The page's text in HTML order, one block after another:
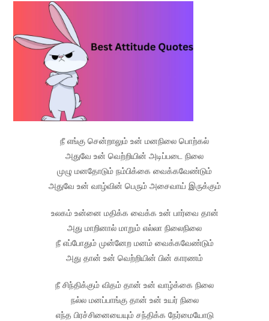
நீ எங்கு சென்றாலும் உன் மனநிலை பொற்கல்
அதுவே உன் வெற்றியின் அடிப்படை நிலை
முழு மனதோடும் நம்பிக்கை வைக்கவேண்டும்
அதுவே உன் வாழ்வின் பெரும் அசைவாய் இருக்கும்
உலகம் உன்னை மதிக்க வைக்க உன் பார்வை தான்
அது மாறினால் மாறும் எல்லா நிலைநிலை
நீ எப்போதும் முன்னேற மனம் வைக்கவேண்டும்
அது தான் உன் வெற்றியின் பின் காரணம்
நீ சிந்திக்கும் விதம் தான் உன் வாழ்க்கை நிலை
நல்ல மனப்பாங்கு தான் உன் உயர் நிலை
எந்த பிரச்சினையையும் சந்திக்க நேர்மையோடு